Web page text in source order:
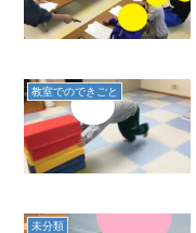
教室でのできごと
未分類